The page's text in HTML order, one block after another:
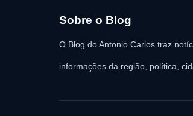
Sobre o Blog
O Blog do Antonio Carlos traz
informações da região, política,